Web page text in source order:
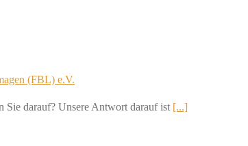
(FBL) e.V.
Sie darauf? Unsere Antwort darauf ist [...]